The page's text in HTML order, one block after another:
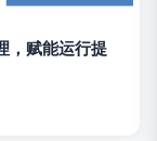
，赋能运行提